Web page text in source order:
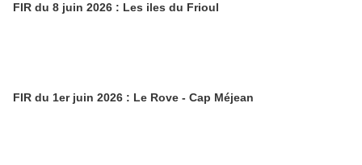
FIR du 8 juin 2026 : Les iles du Frioul
FIR du 1er juin 2026 : Le Rove - Cap Méjean